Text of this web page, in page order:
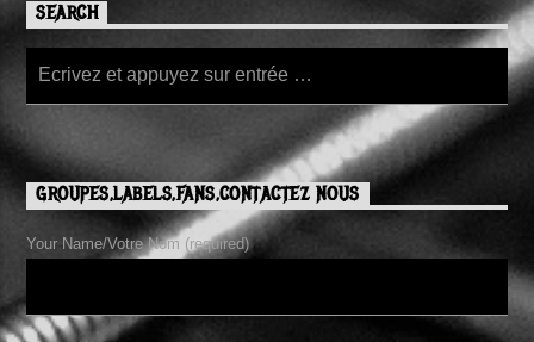
SEARCH
GROUPES,LABELS,FANS,CONTACTEZ NOUS
Your Name/Votre Nom (required)